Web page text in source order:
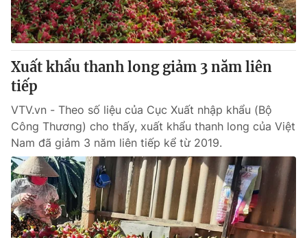
Xuất khẩu thanh long giảm 3 năm liên
tiếp
VTV.vn - Theo số liệu của Cục Xuất nhập khẩu (Bộ
Công Thương) cho thấy, xuất khẩu thanh long của Việt
Nam đã giảm 3 năm liên tiếp kể từ 2019.